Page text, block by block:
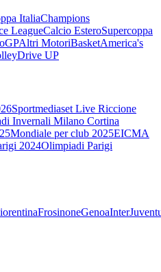
ItaliaChampions
LeagueCalcio EsteroSupercoppa
Altri MotoriBasketAmerica's
Drive UP
Sportmediaset Live Riccione
Invernali Milano Cortina
Mondiale per club 2025EICMA
2024Olimpiadi Parigi
FrosinoneGenoaInter